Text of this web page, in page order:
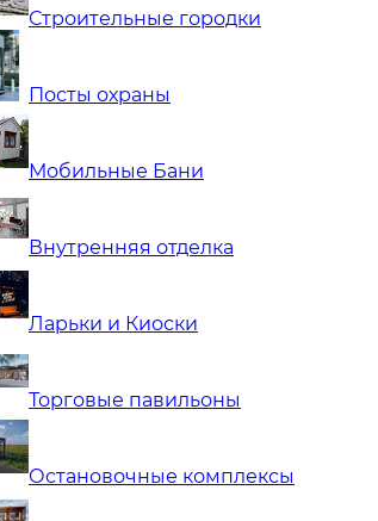
Строительные городки
Посты охраны
Мобильные Бани
Внутренняя отделка
Ларьки и Киоски
Торговые павильоны
Остановочные комплексы